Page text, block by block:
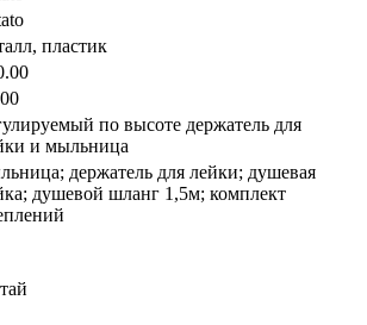
пластик
по высоте держатель для
и мыльница
держатель для лейки; душевая
душевой шланг 1,5м; комплект